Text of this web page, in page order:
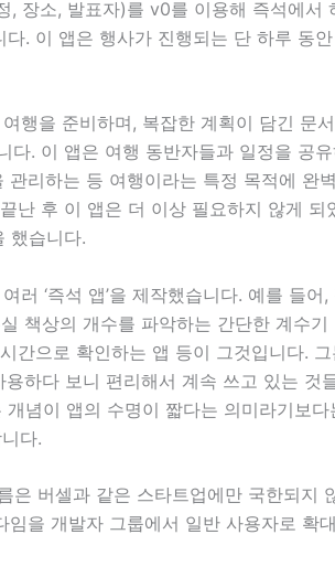
, 장소, 발표자)를 v0를 이용해 즉석에서
. 이 앱은 행사가 진행되는 단 하루 동
행을 준비하며, 복잡한 계획이 담긴 문
다. 이 앱은 여행 동반자들과 일정을 공
리하는 등 여행이라는 특정 목적에 완
난 후 이 앱은 더 이상 필요하지 않게 되
했습니다.
러 ‘즉석 앱’을 제작했습니다. 예를 들어,
책상의 개수를 파악하는 간단한 계수기
간으로 확인하는 앱 등이 그것입니다. 그
하다 보니 편리해서 계속 쓰고 있는 것
개념이 앱의 수명이 짧다는 의미라기보다
다.
은 버셀과 같은 스타트업에만 국한되지
을 개발자 그룹에서 일반 사용자로 확